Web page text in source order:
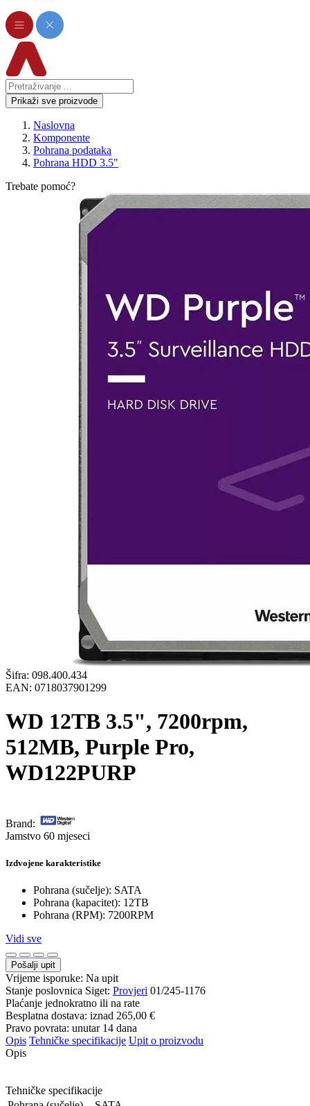
Prikaži sve proizvode
Naslovna
Komponente
Pohrana podataka
Pohrana HDD 3.5"
Trebate pomoć?
Šifra: 098.400.434
EAN: 0718037901299
WD 12TB 3.5", 7200rpm,
512MB, Purple Pro,
WD122PURP
Brand:
Jamstvo 60 mjeseci
Izdvojene karakteristike
Pohrana (sučelje): SATA
Pohrana (kapacitet): 12TB
Pohrana (RPM): 7200RPM
Vidi sve
Pošalji upit
Vrijeme isporuke: Na upit
Stanje poslovnica Siget: Provjeri 01/245-1176
Plaćanje jednokratno ili na rate
Besplatna dostava: iznad 265,00 €
Pravo povrata: unutar 14 dana
Opis Tehničke specifikacije Upit o proizvodu
Opis
Tehničke specifikacije